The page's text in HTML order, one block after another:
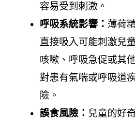
容易受到刺激。
呼吸系統影響： 薄荷
直接吸入可能刺激兒
咳嗽、呼吸急促或其
對患有氣喘或呼吸道
險。
誤食風險： 兒童的好